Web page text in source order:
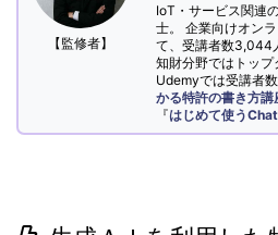
【監修者】
IoT・サービス関連
士。 企業向けオン
て、受講者数3,044
知財分野ではトップ
Udemyでは受講者
かる特許の書き方講
『はじめて使う